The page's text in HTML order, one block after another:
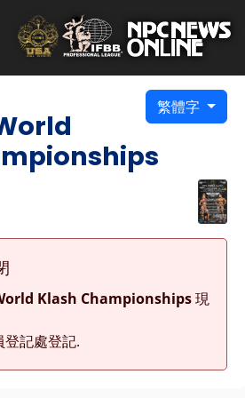
繁體字
Klash Championships現
記處登記.